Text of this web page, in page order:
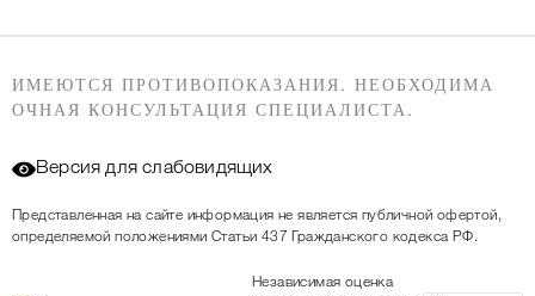
ИМЕЮТСЯ ПРОТИВОПОКАЗАНИЯ. НЕОБХОДИМА
ОЧНАЯ КОНСУЛЬТАЦИЯ СПЕЦИАЛИСТА.
Версия для слабовидящих
Представленная на сайте информация не является публичной офертой,
определяемой положениями Статьи 437 Гражданского кодекса РФ.
Независимая оценка